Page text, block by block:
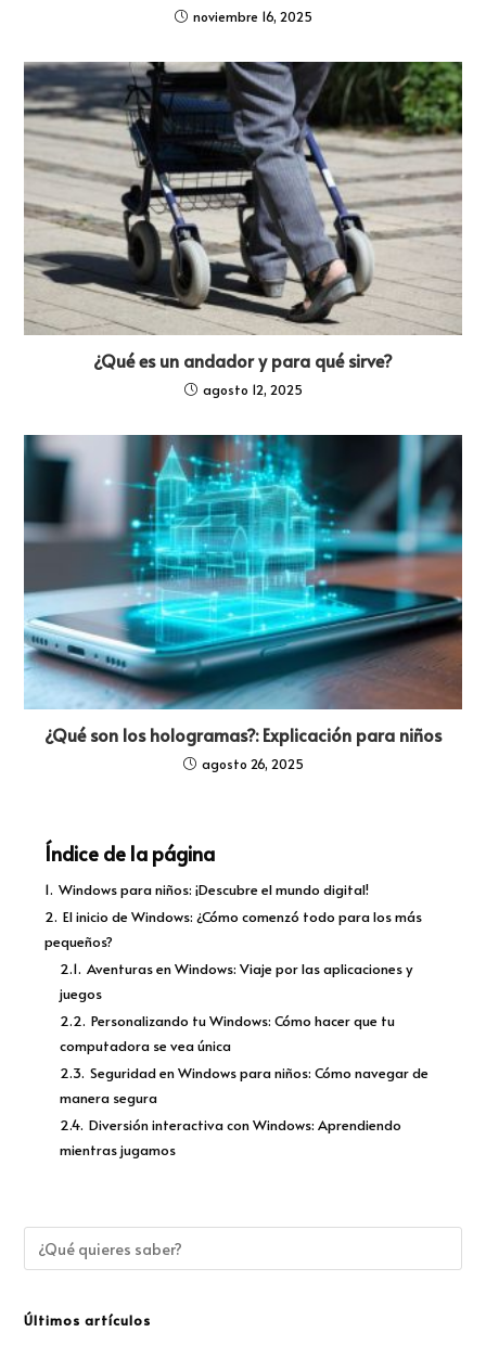
noviembre 16, 2025
¿Qué es un andador y para qué sirve?
agosto 12, 2025
¿Qué son los hologramas?: Explicación para niños
agosto 26, 2025
Índice de la página
1. Windows para niños: ¡Descubre el mundo digital!
2. El inicio de Windows: ¿Cómo comenzó todo para los más
pequeños?
2.1. Aventuras en Windows: Viaje por las aplicaciones y
juegos
2.2. Personalizando tu Windows: Cómo hacer que tu
computadora se vea única
2.3. Seguridad en Windows para niños: Cómo navegar de
manera segura
2.4. Diversión interactiva con Windows: Aprendiendo
mientras jugamos
Últimos artículos